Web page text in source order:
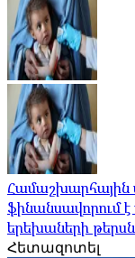
ֆինանսավորում
երեխաների
Հետազոտել